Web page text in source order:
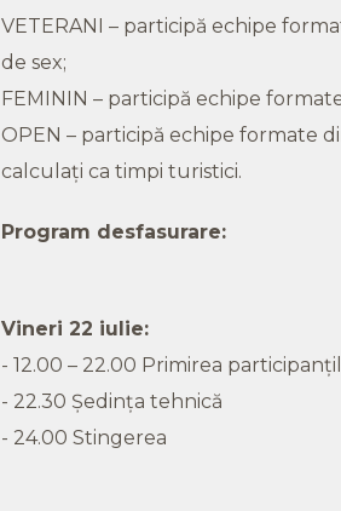
VETERANI – participă echipe
de sex;
FEMININ – participă echipe
OPEN – participă echipe formate
calculaţi ca timpi turistici.
Program desfasurare:
Vineri 22 iulie:
- 12.00 – 22.00 Primirea
- 22.30 Şedinţa tehnică
- 24.00 Stingerea